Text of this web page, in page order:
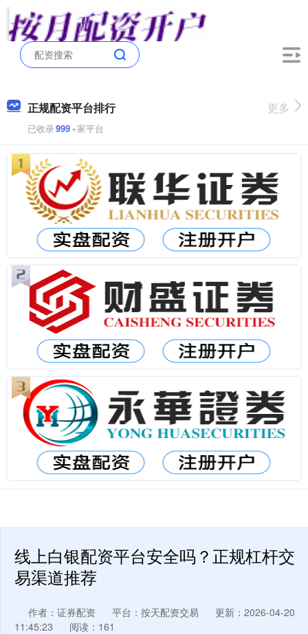
正规配资平台排行
已收录999+家平台
更多
线上白银配资平台安全吗？正规杠杆交
易渠道推荐
作者：证券配资 平台：按天配资交易
更新：2026-04-20
11:45:23
阅读：161